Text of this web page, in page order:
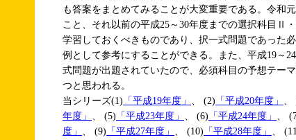
も答案をまとめてみることが大変重要である。令和
こと、それ以前の平成25～30年度までの選択科目Ⅱ
学習しておくべきものであり、択一式問題であった
例として参考にすることができる。また、平成19～
式問題が出題されていたので、必須科目の予想テー
つと思われる。
当シリーズ(1) 「平成19年度」 、 (2) 「平成20年度」
年度」
、 (5) 「平成23年度」 、 (6) 「平成24年度」 、
度」
、 (9) 「平成27年度」 、 (10) 「平成28年度」 、